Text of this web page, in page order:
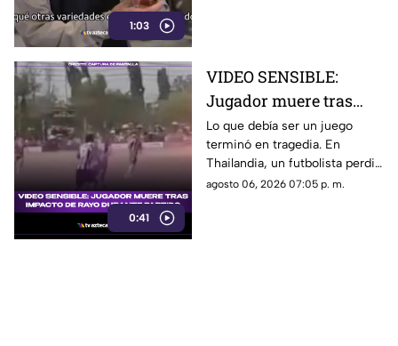
1:03
0:41
VIDEO SENSIBLE:
Jugador muere tras
impacto de rayo
durante partido
Lo que debía ser un juego
terminó en tragedia. En
Thailandia, un futbolista perdió
la vida al ser alcanzado por un
agosto 06, 2026 07:05 p. m.